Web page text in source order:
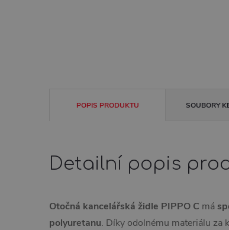
POPIS PRODUKTU SOUBORY
Detailní popis
Otočná kancelářská židle PIPPO C má
polyuretanu. Díky odolnému materiálu za